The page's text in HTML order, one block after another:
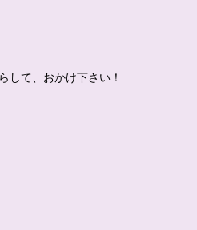
して、おかけ下さい！